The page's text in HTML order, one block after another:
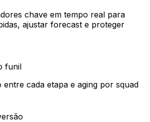
chave em tempo real para
ajustar forecast e proteger
funil
entre cada etapa e aging por squad